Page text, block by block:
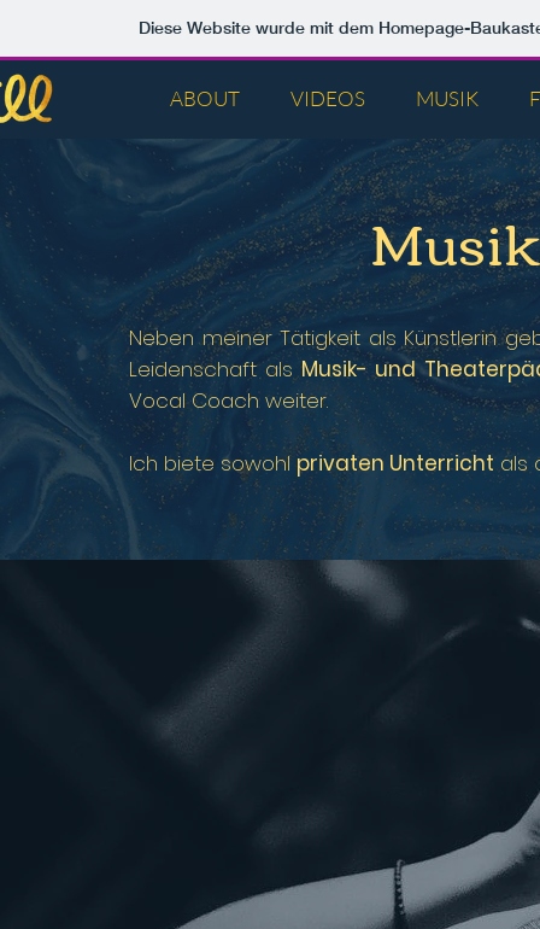
Diese Website wurde mit dem Homepage-
ABOUT VIDEOS MUSIK
Neben meiner Tätigkeit als Künstlerin
Leidenschaft als Musik- und
Vocal Coach weiter.
Ich biete sowohl privaten Unterricht als